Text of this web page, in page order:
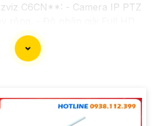
C6CN**: - Camera IP PTZ
không dây WiFi. - Tích hợp
thông minh. - Phù hợp để theo
- Hỗ trợ chống ngược sáng kỹ
nhựa chống va đập. - Hồng